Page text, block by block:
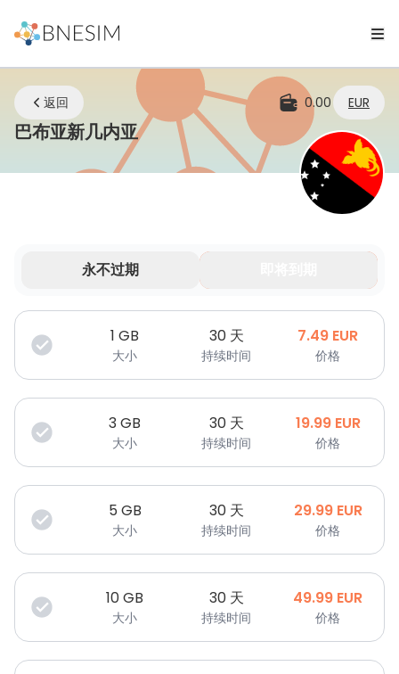
返回 0.00 EUR
巴布亚新几内亚eSIM | 无论您身在何处，始终保
永不过期
您的数据在有限时间内有效。
1 GB
大小
30 天
持续时间
7.49 EUR
价格
3GB
大小
30 天
持续时间
19.99 EUR
价格
5 GB
大小
30 天
持续时间
29.99 EUR
价格
10GB
大小
30 天
持续时间
49.99 EUR
价格